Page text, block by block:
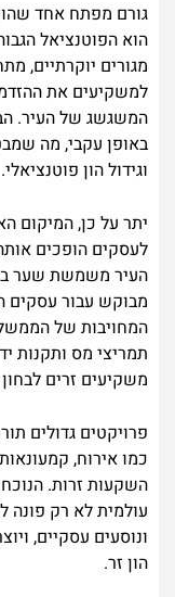
גורם מפתח אחד
הוא הפוטנציאל
מגורים יוקרתיים,
למשקיעים את
המשגשג של העיר.
באופן עקבי, מה
וגידול הון פוטנציאלי.
יתר על כן, המיקום
לעסקים הופכים
העיר משמשת שער
מבוקש עבור עסקים
המחויבות של
תמריצי מס ותקנות
משקיעים זרים
פרויקטים גדולים
כמו אירוח,
השקעות זרות.
עולמית לא רק פונה
ונוסעים עסקיים,
הון זר.